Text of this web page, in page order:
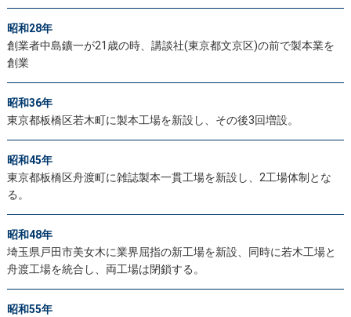
昭和28年
創業者中島鑛一が21歳の時、講談社(東京都文京区)の前で製本業を
創業
昭和36年
東京都板橋区若木町に製本工場を新設し、その後3回増設。
昭和45年
東京都板橋区舟渡町に雑誌製本一貫工場を新設し、2工場体制とな
る。
昭和48年
埼玉県戸田市美女木に業界屈指の新工場を新設、同時に若木工場と
舟渡工場を統合し、両工場は閉鎖する。
昭和55年